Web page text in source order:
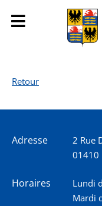
Retour
Adresse
2 Rue
01410
Horaires
Lundi
Mardi